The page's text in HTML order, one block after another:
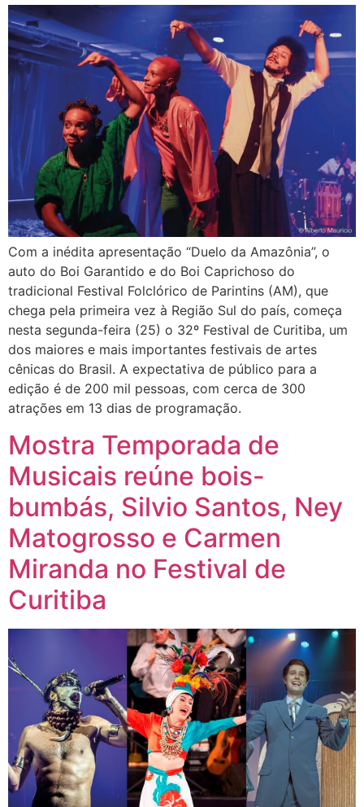
Com a inédita apresentação “Duelo da Amazônia”, o
auto do Boi Garantido e do Boi Caprichoso do
tradicional Festival Folclórico de Parintins (AM), que
chega pela primeira vez à Região Sul do país, começa
nesta segunda-feira (25) o 32º Festival de Curitiba, um
dos maiores e mais importantes festivais de artes
cênicas do Brasil. A expectativa de público para a
edição é de 200 mil pessoas, com cerca de 300
atrações em 13 dias de programação.
Mostra Temporada de
Musicais reúne bois-
bumbás, Silvio Santos, Ney
Matogrosso e Carmen
Miranda no Festival de
Curitiba